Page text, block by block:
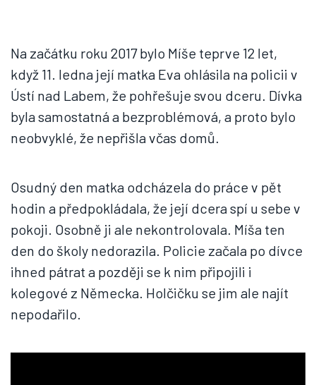
Na začátku roku 2017 bylo Míše teprve 12 let,
když 11. ledna její matka Eva ohlásila na policii v
Ústí nad Labem, že pohřešuje svou dceru. Dívka
byla samostatná a bezproblémová, a proto bylo
neobvyklé, že nepřišla včas domů.
Osudný den matka odcházela do práce v pět
hodin a předpokládala, že její dcera spí u sebe v
pokoji. Osobně ji ale nekontrolovala. Míša ten
den do školy nedorazila. Policie začala po dívce
ihned pátrat a později se k nim připojili i
kolegové z Německa. Holčičku se jim ale najít
nepodařilo.